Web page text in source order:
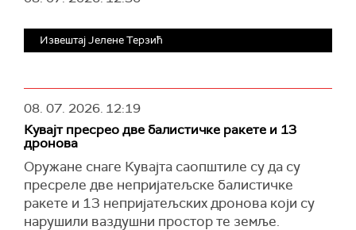
Извештај Јелене Терзић
08. 07. 2026. 12:19
Кувајт пресрео две балистичке ракете и 13
дронова
Оружане снаге Кувајта саопштиле су да су
пресреле две непријатељске балистичке
ракете и 13 непријатељских дронова који су
нарушили ваздушни простор те земље.